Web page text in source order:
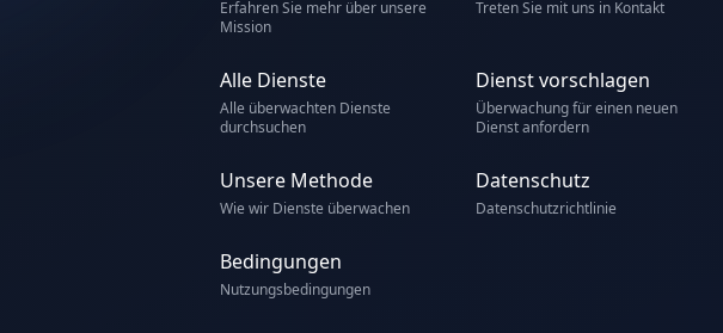
Erfahren Sie mehr über unsere
Mission
Treten Sie mit uns in Kontakt
Alle Dienste
Alle überwachten Dienste
durchsuchen
Dienst vorschlagen
Überwachung für einen neuen
Dienst anfordern
Unsere Methode
Wie wir Dienste überwachen
Datenschutz
Datenschutzrichtlinie
Bedingungen
Nutzungsbedingungen